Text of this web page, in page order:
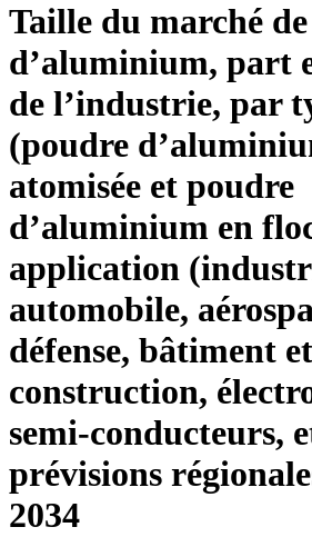
Taille du marché
d’aluminium, part
de l’industrie, par
(poudre
atomisée et poudre
d’aluminium en
application
automobile,
défense, bâtiment et
construction,
semi-conducteurs,
prévisions
2034